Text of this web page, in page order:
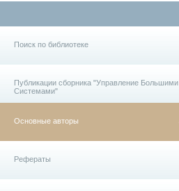
Поиск по библиотеке
Публикации сборника "Управление Большими
Системами"
Основные авторы
Рефераты